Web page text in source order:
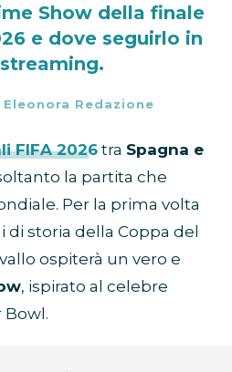
Show della finale
e dove seguirlo in
Eleonora Redazione
FIFA 2026 tra Spagna e
la partita che
Per la prima volta
di storia della Coppa del
ospiterà un vero e
, ispirato al celebre
Bowl.